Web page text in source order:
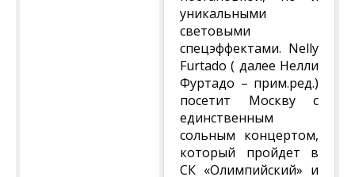
уникальными
световыми
спецэффектами. Nelly
Furtado ( далее Нелли
Фуртадо – прим.ред.)
посетит Москву с
единственным
сольным концертом,
который пройдет в
СК «Олимпийский» и